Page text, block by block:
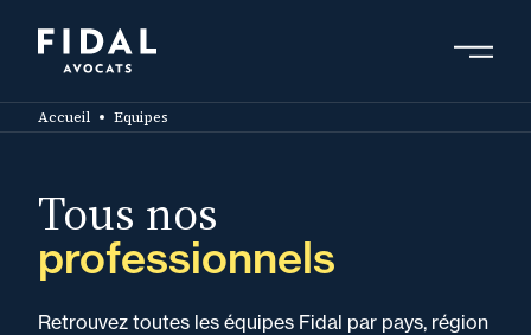
contenu
principal
Accueil Equipes
Tous nos
professionnels
Retrouvez toutes les équipes Fidal par pays, région